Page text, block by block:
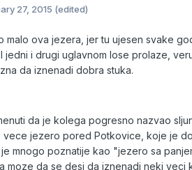
27, 2015 (edited)
malo ova jezera, jer tu ujesen svake
jedni i drugi uglavnom lose prolaze,
da iznenadi dobra stuka.
da je kolega pogresno nazvao
jezero pored Potkovice, koje je
mnogo poznatije kao "jezero sa
moze da se desi da iznenadi neki veci